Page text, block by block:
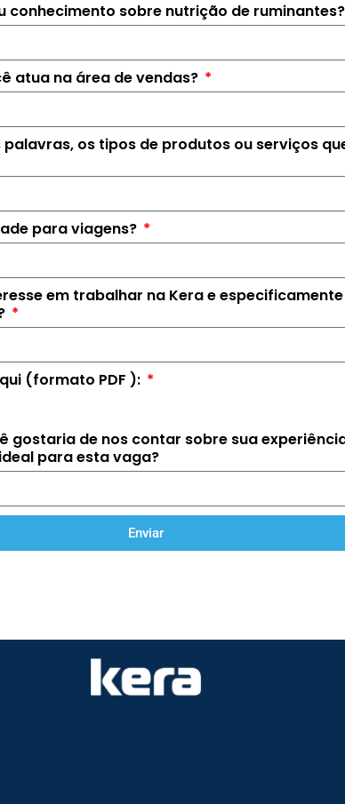
conhecimento sobre nutrição de ruminantes?
atua na área de vendas?
palavras, os tipos de produtos ou serviços
para viagens?
em trabalhar na Kera e
(formato PDF ):
gostaria de nos contar sobre sua
para esta vaga?
Enviar